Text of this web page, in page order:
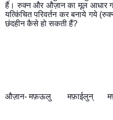
हैं। रुक्न और औज़ान का मूल आधार
यत्किंचित परिवर्तन कर बनाये गये
छंदहीन कैसे हो सकती हैं?
औज़ान- मफ़ऊलु        मफ़ाईलुन्